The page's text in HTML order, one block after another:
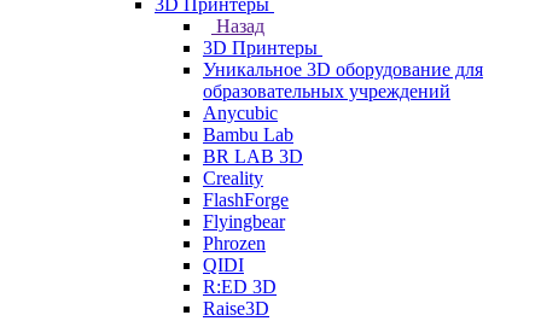
3D Принтеры
Назад
3D Принтеры
Уникальное 3D оборудование для
образовательных учреждений
Anycubic
Bambu Lab
BR LAB 3D
Creality
FlashForge
Flyingbear
Phrozen
QIDI
R:ED 3D
Raise3D